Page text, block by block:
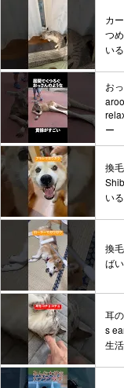
カ
つ
い
お
ー
換
い
換
ば
耳
s
生活